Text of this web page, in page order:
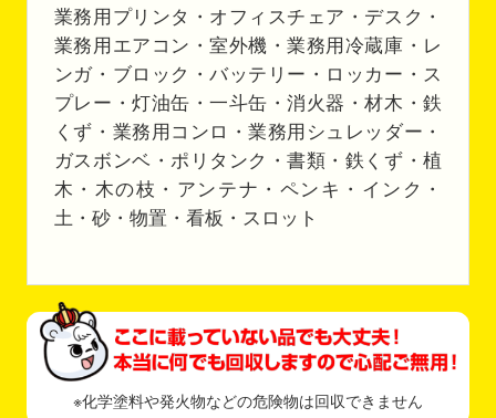
業務用プリンタ・オフィスチェア・デスク・
業務用エアコン・室外機・業務用冷蔵庫・レ
ンガ・ブロック・バッテリー・ロッカー・ス
プレー・灯油缶・一斗缶・消火器・材木・鉄
くず・業務用コンロ・業務用シュレッダー・
ガスボンベ・ポリタンク・書類・鉄くず・植
木・木の枝・アンテナ・ペンキ・インク・
土・砂・物置・看板・スロット
※化学塗料や発火物などの危険物は回収できません